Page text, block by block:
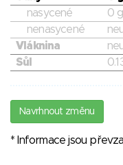
nasycené
0 g
nenasycené
Vláknina
Sůl
Navrhnout změnu
* Informace jsou